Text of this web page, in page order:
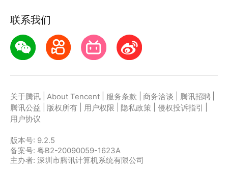
联系我们
关于腾讯 About Tencent 服务条款 商务洽谈 腾讯招聘
腾讯公益
版权所有 用户权限 隐私政策 侵权投诉指引
用户协议
版本号: 9.2.5
备案号: 粤B2-20090059-1623A
主办者: 深圳市腾讯计算机系统有限公司